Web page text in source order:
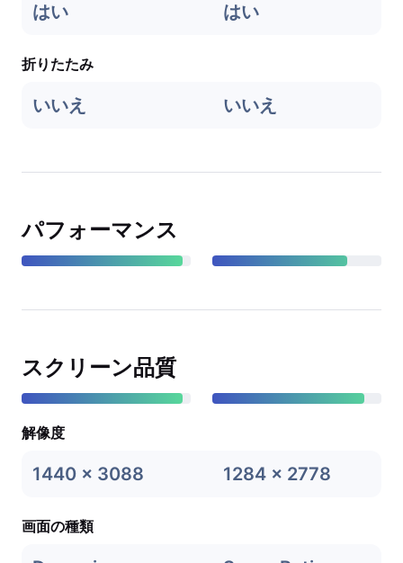
はい はい
折りたたみ
いいえ いいえ
パフォーマンス
スクリーン品質
解像度
1440 x 3088 1284 x 2778
画面の種類